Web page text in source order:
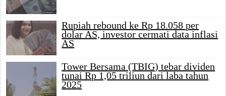
Rupiah rebound ke Rp 18.058 per
dolar AS, investor cermati data inflasi
AS
Tower Bersama (TBIG) tebar dividen
tunai Rp 1,05 triliun dari laba tahun
2025